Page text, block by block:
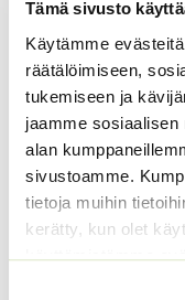
Tämä sivusto
Käytämme
räätälöimiseen,
tukemiseen ja
jaamme
alan
sivustoamme.
tietoja muihin
kerätty, kun olet
käyttämistämme
Jänönhäntä
Tails’
5,00€ Sisältää